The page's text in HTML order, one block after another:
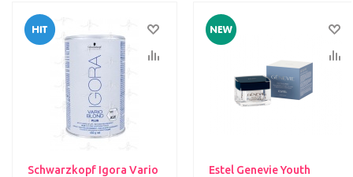
Schwarzkopf Igora Vario
Estel Genevie Youth